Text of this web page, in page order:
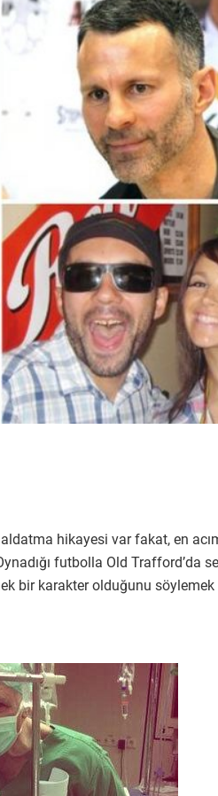
hikayesi var fakat, en
futbolla Old Trafford’da
bir karakter olduğunu